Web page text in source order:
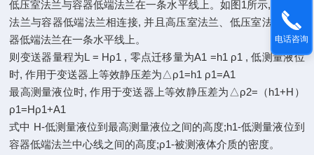
低压室法兰与容器低端法兰在一条水平线上。如图1所示, 高压室
法兰与容器低端法兰相连接, 并且高压室法兰、低压室法兰与容
器低端法兰在一条水平线上。
则变送器量程为L = Hρ1 , 零点迁移量为A1 =h1 ρ1 , 低测量液位
时, 作用于变送器上等效静压差为△ρ1=h1 ρ1=A1
最高测量液位时, 作用于变送器上等效静压差为△ρ2=（h1+H）
ρ1=Hρ1+A1
式中 H-低测量液位到最高测量液位之间的高度;h1-低测量液位到
容器低端法兰中心线之间的高度;ρ1-被测液体介质的密度。
电话咨询